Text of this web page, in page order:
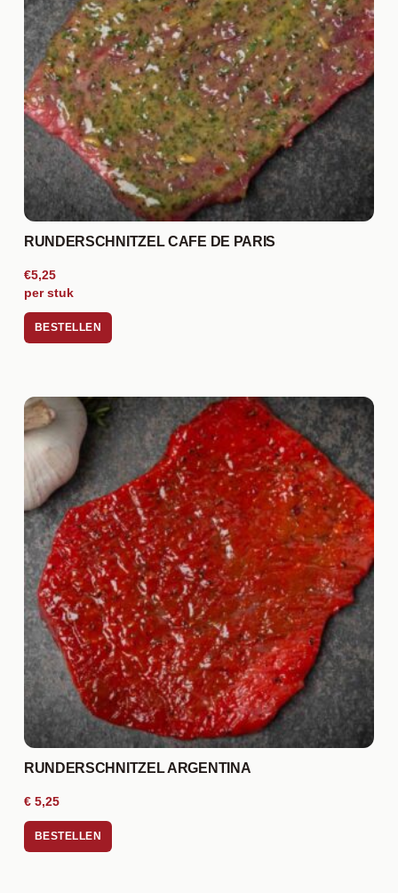
RUNDERSCHNITZEL CAFE DE PARIS
€5,25
per stuk
BESTELLEN
RUNDERSCHNITZEL ARGENTINA
€5,25
BESTELLEN